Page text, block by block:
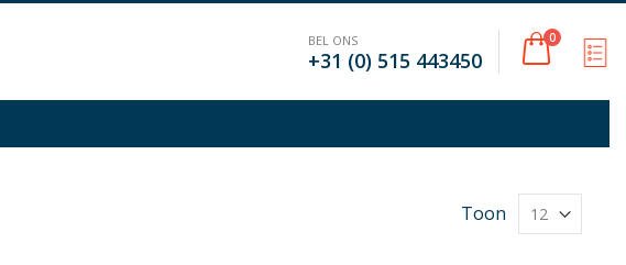
Cart
0
BEL ONS
+31 (0) 515 443450
Toon